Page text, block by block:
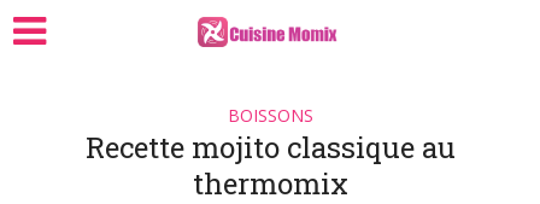
BOISSONS
Recette mojito classique au
thermomix